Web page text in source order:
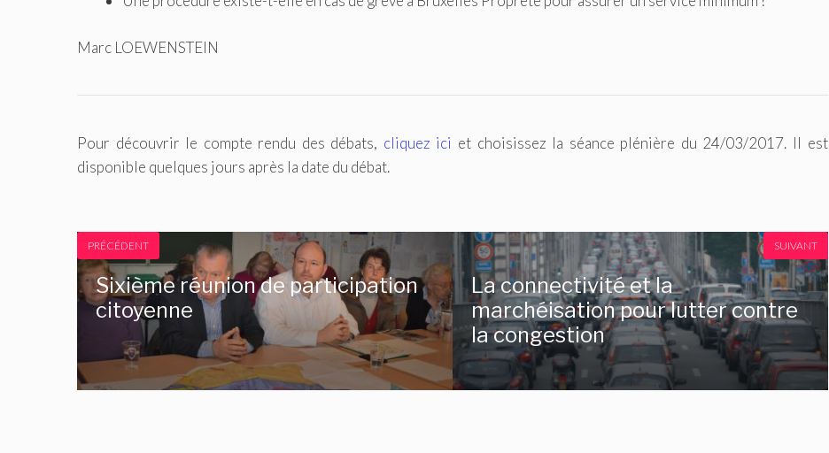
Marc LOEWENSTEIN
Pour découvrir le compte rendu des débats, cliquez ici et choisissez la séance plénière du 24/03/2017. Il est
disponible quelques jours après la date du débat.
PRÉCÉDENT
Sixième réunion de participation
citoyenne
La connectivité et la
marchéisation pour lutter contre
la congestion
SUIVANT